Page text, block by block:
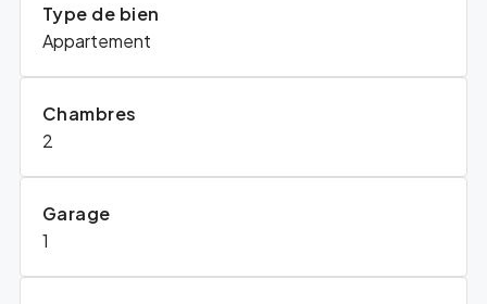
Type de bien
Appartement
Chambres
2
Garage
1